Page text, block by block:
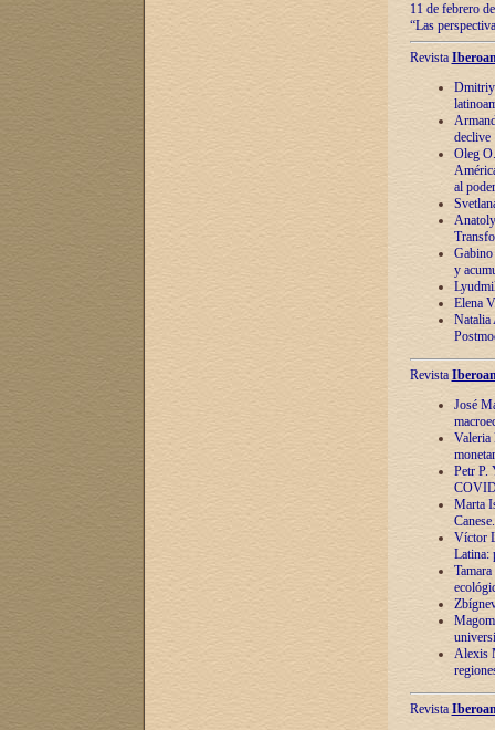
11 de febrero
“Las
Revista
Dmitriy
declive
Oleg
al poder
y
Elena
Natalia
Revista
José
Valeria
Petr P.
Marta
Víctor
Latina:
Alexis
Revista